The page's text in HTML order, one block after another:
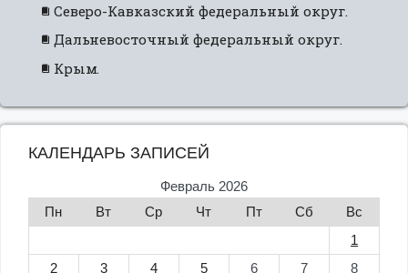
Северо-Кавказский федеральный округ.
Дальневосточный федеральный округ.
Крым.
КАЛЕНДАРЬ ЗАПИСЕЙ
Февраль 2026
Пн
Вт Ср Чт Пт Сб
Вс
1
2
3 4 5 6 7 8